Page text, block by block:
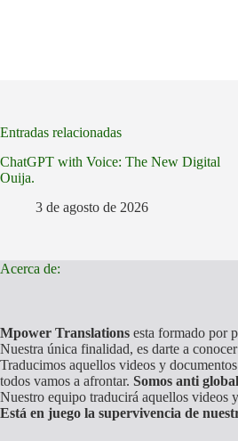
Entradas relacionadas
ChatGPT with Voice: The New Digital
Ouija.
3 de agosto de 2026
Acerca de:
Mpower Translations esta formado por
Nuestra única finalidad, es darte a
Traducimos aquellos videos y
todos vamos a afrontar. Somos anti
Nuestro equipo traducirá aquellos videos
Está en juego la supervivencia de